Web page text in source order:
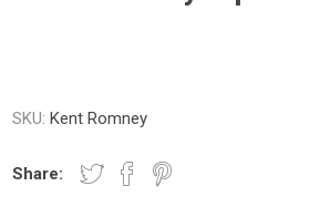
SKU: Kent Romney
Share: